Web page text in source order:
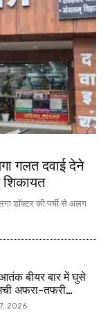
गलत दवाई देने
शिकायत
डॉक्टर की पर्ची से अलग
बीयर बार में घुसे
अफरा-तफरी…
2026